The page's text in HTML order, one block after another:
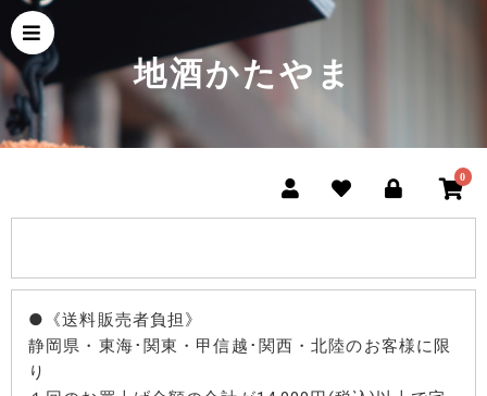
地酒かたやま
0
●《送料販売者負担》
静岡県・東海･関東・甲信越･関西・北陸のお客様に限
り